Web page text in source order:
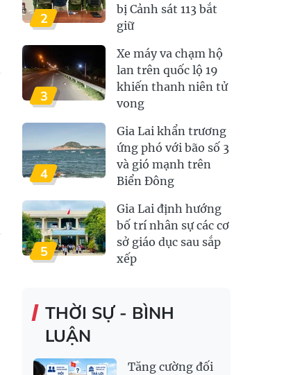
2
bị Cảnh sát 113 bắt
giữ
3
Xe máy va chạm hộ
lan trên quốc lộ 19
khiến thanh niên tử
vong
4
Gia Lai khẩn trương
ứng phó với bão số 3
và gió mạnh trên
Biển Đông
5
Gia Lai định hướng
bố trí nhân sự các cơ
sở giáo dục sau sắp
xếp
THỜI SỰ - BÌNH
LUẬN
Tăng cường đối